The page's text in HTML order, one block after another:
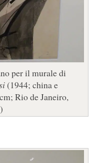
per il murale di
(1944; china e
Rio de Janeiro,